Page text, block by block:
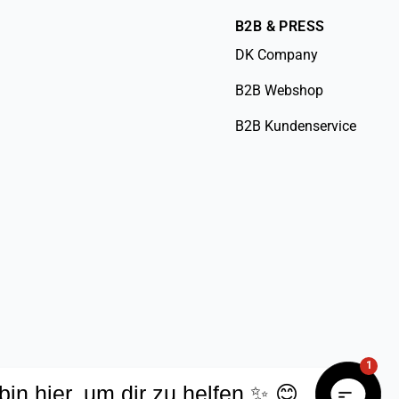
B2B & PRESS
DK Company
B2B Webshop
B2B Kundenservice
1
hier, um dir zu helfen ✨ 😊